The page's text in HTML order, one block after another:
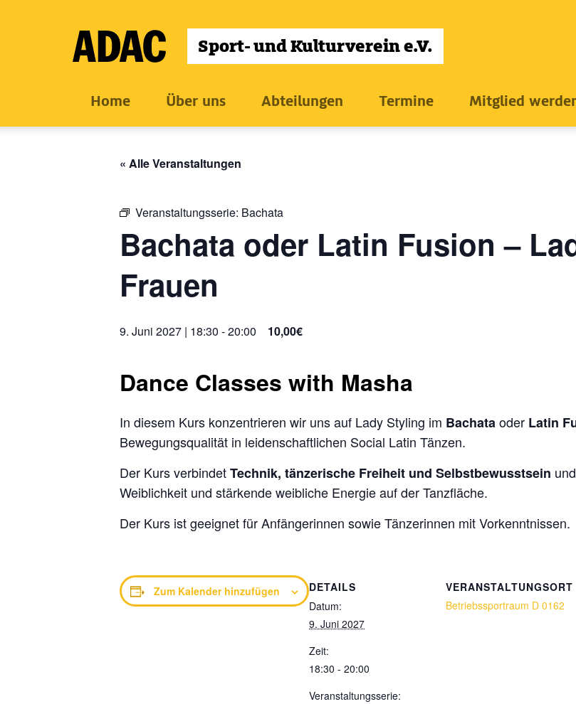
Home Über uns Abteilungen Termine Mitglied
« Alle Veranstaltungen
Veranstaltungsserie: Bachata
Bachata oder Latin Fusion –
Frauen
9. Juni 2027 | 18:30 -20:00 10,00€
Dance Classes with Masha
In diesem Kurs konzentrieren wir uns auf Lady Styling im Bachataoder Latin
Bewegungsqualität in leidenschaftlichen Social Latin Tänzen.
Der Kurs verbindetTechnik, tänzerische Freiheit und Selbstbewusstsein
Weiblichkeit und stärkende weibliche Energie auf der Tanzfläche.
Der Kurs ist geeignet für Anfängerinnen sowie Tänzerinnen mit Vorkenntnissen.
Zum Kalender hinzufügen
DETAILS
Datum:
9. Juni 2027
Zeit:
18:30 - 20:00
Veranstaltungsserie:
VERANSTALTUNGSORT
Betriebssportraum D 0162